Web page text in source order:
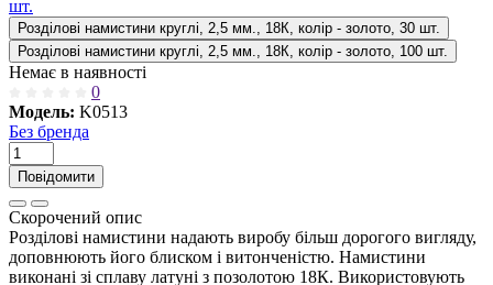
Розділові намистини круглі, 2,5 мм., 18К, колір - золото, 30 шт.
Розділові намистини круглі, 2,5 мм., 18К, колір - золото, 100 шт.
Немає в наявності
0
Модель: K0513
Без бренда
Повідомити
Скорочений опис
Розділові намистини надають виробу більш дорогого вигляду,
доповнюють його блиском і витонченістю. Намистини
виконані зі сплаву латуні з позолотою 18К. Використовують